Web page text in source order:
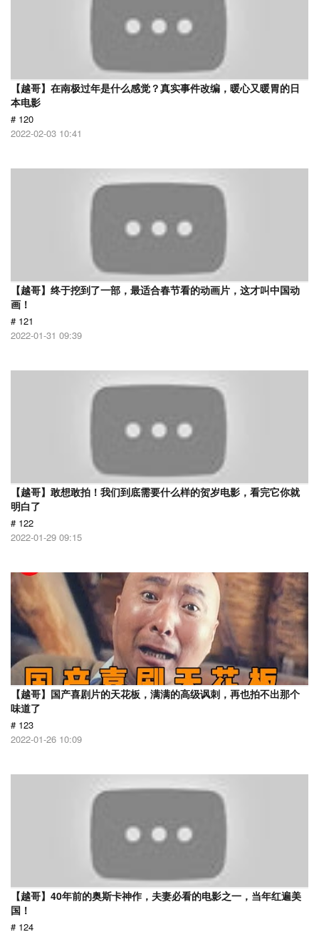
【越哥】在南极过年是什么感觉？真实事件改编，暖心又暖胃的日
本电影
# 120
2022-02-03 10:41
【越哥】终于挖到了一部，最适合春节看的动画片，这才叫中国动
画！
# 121
2022-01-31 09:39
【越哥】敢想敢拍！我们到底需要什么样的贺岁电影，看完它你就
明白了
# 122
2022-01-29 09:15
【越哥】国产喜剧片的天花板，满满的高级讽刺，再也拍不出那个
味道了
# 123
2022-01-26 10:09
【越哥】40年前的奥斯卡神作，夫妻必看的电影之一，当年红遍美
国！
# 124